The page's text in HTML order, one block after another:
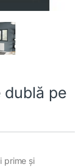
dublă pe
prime și